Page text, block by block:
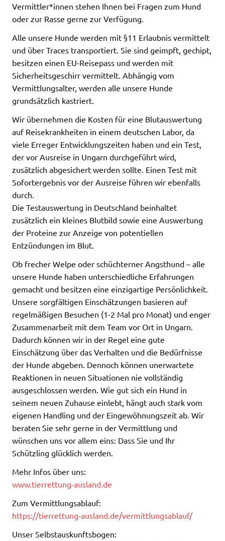
Vermittler*innen stehen Ihnen bei Fragen zum Hund
oder zur Rasse gerne zur Verfügung.
Alle unsere Hunde werden mit §11 Erlaubnis vermittelt
und über Traces transportiert. Sie sind geimpft, gechipt,
besitzen einen EU-Reisepass und werden mit
Sicherheitsgeschirr vermittelt. Abhängig vom
Vermittlungsalter, werden alle unsere Hunde
grundsätzlich kastriert.
Wir übernehmen die Kosten für eine Blutauswertung
auf Reisekrankheiten in einem deutschen Labor, da
viele Erreger Entwicklungszeiten haben und ein Test,
der vor Ausreise in Ungarn durchgeführt wird,
zusätzlich abgesichert werden sollte. Einen Test mit
Sofortergebnis vor der Ausreise führen wir ebenfalls
durch.
Die Testauswertung in Deutschland beinhaltet
zusätzlich ein kleines Blutbild sowie eine Auswertung
der Proteine zur Anzeige von potentiellen
Entzündungen im Blut.
Ob frecher Welpe oder schüchterner Angsthund – alle
unsere Hunde haben unterschiedliche Erfahrungen
gemacht und besitzen eine einzigartige Persönlichkeit.
Unsere sorgfältigen Einschätzungen basieren auf
regelmäßigen Besuchen (1-2 Mal pro Monat) und enger
Zusammenarbeit mit dem Team vor Ort in Ungarn.
Dadurch können wir in der Regel eine gute
Einschätzung über das Verhalten und die Bedürfnisse
der Hunde abgeben. Dennoch können unerwartete
Reaktionen in neuen Situationen nie vollständig
ausgeschlossen werden. Wie gut sich ein Hund in
seinem neuen Zuhause einlebt, hängt auch stark vom
eigenen Handling und der Eingewöhnungszeit ab. Wir
beraten Sie sehr gerne in der Vermittlung und
wünschen uns vor allem eins: Dass Sie und Ihr
Schützling glücklich werden.
Mehr Infos über uns:
www.tierrettung-ausland.de
Zum Vermittlungsablauf:
https://tierrettung-ausland.de/vermittlungsablauf/
Unser Selbstauskunftsbogen: